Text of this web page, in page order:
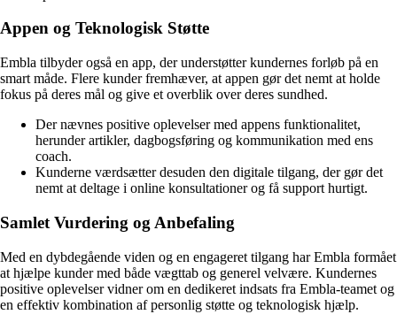
Appen og Teknologisk Støtte
Embla tilbyder også en app, der understøtter kundernes forløb på en
smart måde. Flere kunder fremhæver, at appen gør det nemt at holde
fokus på deres mål og give et overblik over deres sundhed.
Der nævnes positive oplevelser med appens funktionalitet,
herunder artikler, dagbogsføring og kommunikation med ens
coach.
Kunderne værdsætter desuden den digitale tilgang, der gør det
nemt at deltage i online konsultationer og få support hurtigt.
Samlet Vurdering og Anbefaling
Med en dybdegående viden og en engageret tilgang har Embla formået
at hjælpe kunder med både vægttab og generel velvære. Kundernes
positive oplevelser vidner om en dedikeret indsats fra Embla-teamet og
en effektiv kombination af personlig støtte og teknologisk hjælp.